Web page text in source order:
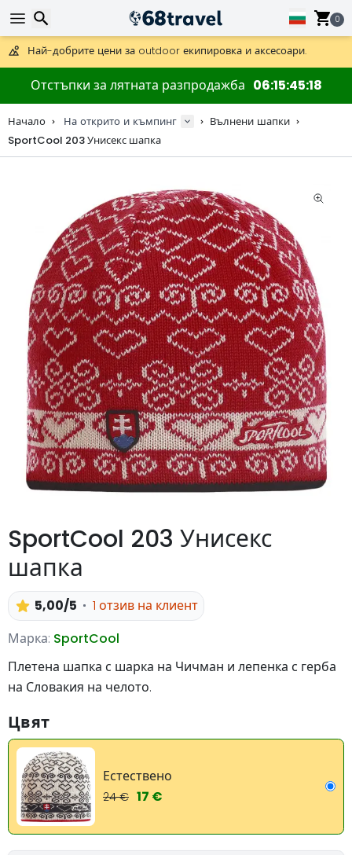
0
Предлага се и DHL Express за една нощ.
30 дни за връщане, 90 дни за дървени карти и декорации.
Най-добрите цени за outdoor екипировка и аксесоари.
Отстъпки за лятната разпродажба 06154518
Начало На открито и къмпинг
Вълнени шапки
SportCool 203 Унисекс шапка
SportCool 203 Унисекс
шапка
5,00/5
1 отзив на клиент
Марка: SportCool
Плетена шапка с шарка на Чичман и лепенка с герба
на Словакия на челото.
Цвят
Естествено
24 € 17 €
Търсене